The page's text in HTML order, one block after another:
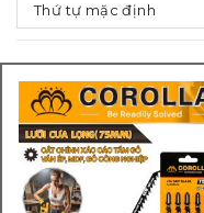
Thứ tự mặc định